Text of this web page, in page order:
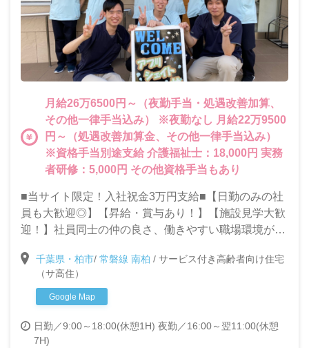
月給26万6500円～（夜勤手当・処遇改善加算、
その他一律手当込み） ※夜勤なし 月給22万9500
円～（処遇改善加算金、その他一律手当込み）
※資格手当別途支給 介護福祉士：18,000円 実務
者研修：5,000円 その他資格手当もあり
■当サイト限定！入社祝金3万円支給■【日勤のみの社
員も大歓迎◎】【昇給・賞与あり！】【施設見学大歓
迎！】社員同士の仲の良さ、働きやすい職場環境が自
度で未経験・ブランクがある方も安心して働けます！
千葉県・柏市/ 常磐線 南柏 / サービス付き高齢者向け住宅
（サ高住）
Google Map
日勤／9:00～18:00(休憩1H) 夜勤／16:00～翌11:00(休憩
7H)